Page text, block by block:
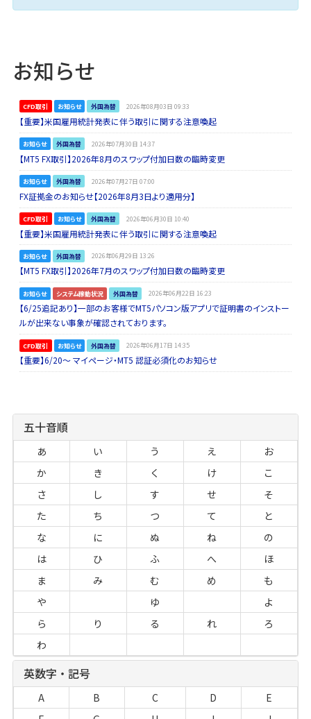
お知らせ
CFD取引 お知らせ 外国為替 2026年08月03日 09:33
【重要】米国雇用統計発表に伴う取引に関する注意喚起
お知らせ 外国為替 2026年07月30日 14:37
【MT5 FX取引】2026年8月のスワップ付加日数の臨時変更
お知らせ 外国為替 2026年07月27日 07:00
FX証拠金のお知らせ【2026年8月3日より適用分】
CFD取引 お知らせ 外国為替 2026年06月30日 10:40
【重要】米国雇用統計発表に伴う取引に関する注意喚起
お知らせ 外国為替 2026年06月29日 13:26
【MT5 FX取引】2026年7月のスワップ付加日数の臨時変更
お知らせ システム稼動状況 外国為替 2026年06月22日 16:23
【6/25追記あり】一部のお客様でMT5パソコン版アプリで証明書のインストー
ルが出来ない事象が確認されております。
CFD取引 お知らせ 外国為替 2026年06月17日 14:35
【重要】6/20～ マイページ・MT5 認証必須化のお知らせ
五十音順
あ い う え
お
か
き く け
こ
さ
し す せ
そ
た
ち つ て
と
な
に ぬ ね
の
は
ひ ふ へ
ほ
ま
み む め
も
や
ゆ
よ
ら
り る れ
ろ
わ
英数字・記号
A B C D
E